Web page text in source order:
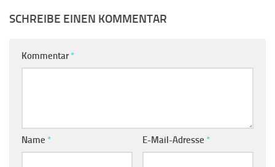
SCHREIBE EINEN KOMMENTAR
Kommentar*
Name * E-Mail-Adresse *